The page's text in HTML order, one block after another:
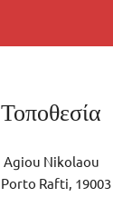
Τοποθεσία
Agiou Nikolaou
Porto Rafti, 19003